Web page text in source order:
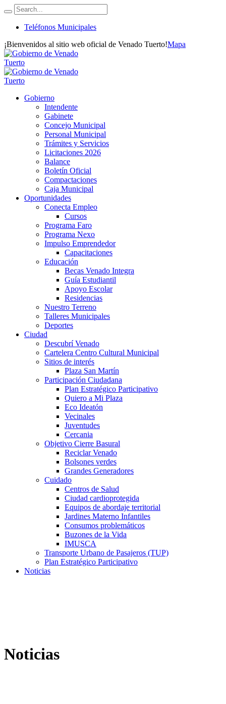
Teléfonos Municipales
¡Bienvenidos al sitio web oficial de Venado Tuerto!Mapa
Gobierno
Intendente
Gabinete
Concejo Municipal
Personal Municipal
Trámites y Servicios
Licitaciones 2026
Balance
Boletín Oficial
Compactaciones
Caja Municipal
Oportunidades
Conecta Empleo
Cursos
Programa Faro
Programa Nexo
Impulso Emprendedor
Capacitaciones
Educación
Becas Venado Integra
Guía Estudiantil
Apoyo Escolar
Residencias
Nuestro Terreno
Talleres Municipales
Deportes
Ciudad
Descubrí Venado
Cartelera Centro Cultural Municipal
Sitios de interés
Plaza San Martín
Participación Ciudadana
Plan Estratégico Participativo
Quiero a Mi Plaza
Eco Ideatón
Vecinales
Juventudes
Cercania
Objetivo Cierre Basural
Reciclar Venado
Bolsones verdes
Grandes Generadores
Cuidado
Centros de Salud
Ciudad cardioprotegida
Equipos de abordaje territorial
Jardines Materno Infantiles
Consumos problemáticos
Buzones de la Vida
IMUSCA
Transporte Urbano de Pasajeros (TUP)
Plan Estratégico Participativo
Noticias
Noticias